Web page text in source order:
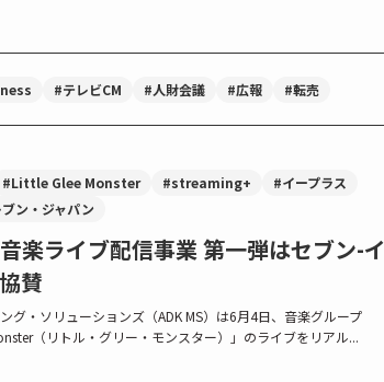
#テレビCM #人財会議 #広報 #転売
#Little Glee Monster #streaming+
#イープラス
ン・ジャパン
楽ライブ配信事業 第一弾はセブン-イ
賛
グ・ソリューションズ（ADK MS）は6月4日、音楽グループ
（リトル・グリー・モンスター）」のライブをリアル...